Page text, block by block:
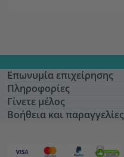
Επωνυμία επιχείρησης
Πληροφορίες
Γίνετε μέλος
Βοήθεια και παραγγελίες